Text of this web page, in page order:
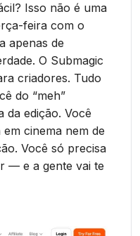
Isso não é uma
feira com o
apenas de
O Submagic
criadores. Tudo
do “meh”
da edição. Você
cinema nem de
Você só precisa
— e a gente vai te